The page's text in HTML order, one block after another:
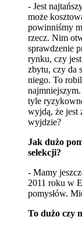
- Jest
może
powinniśmy
rzecz. Nim
sprawdzenie
rynku, czy
zbytu, czy da
niego. To
tyle
wyjdą, że jest
wyjdzie?
Jak dużo
selekcji?
- Mamy
2011 roku w
pomysłów.
To dużo czy